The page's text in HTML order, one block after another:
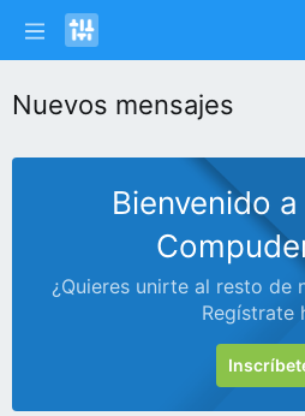
Nuevos mensajes
Bienvenido
¿Quieres unirte al resto de
Regístrate